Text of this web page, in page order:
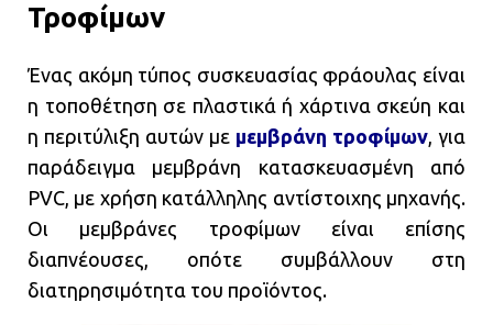
Τροφίμων
Ένας ακόμη τύπος συσκευασίας φράουλας είναι
η τοποθέτηση σε πλαστικά ή χάρτινα σκεύη και
η περιτύλιξη αυτών με μεμβράνη τροφίμων, για
παράδειγμα μεμβράνη κατασκευασμένη από
PVC, με χρήση κατάλληλης αντίστοιχης μηχανής.
Οι μεμβράνες τροφίμων είναι επίσης
διαπνέουσες, οπότε συμβάλλουν στη
διατηρησιμότητα του προϊόντος.